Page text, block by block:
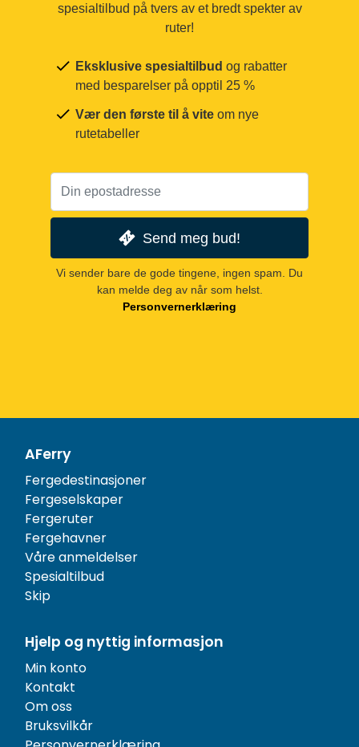
spesialtilbud på tvers av et bredt spekter av
ruter!
Eksklusive spesialtilbud og rabatter
med besparelser på opptil 25 %
Vær den første til å vite om nye
rutetabeller
Send meg bud!
Vi sender bare de gode tingene, ingen spam. Du
kan melde deg av når som helst.
Personvernerklæring
AFerry
Fergedestinasjoner
Fergeselskaper
Fergeruter
Fergehavner
Våre anmeldelser
Spesialtilbud
Skip
Hjelp og nyttig informasjon
Min konto
Kontakt
Om oss
Bruksvilkår